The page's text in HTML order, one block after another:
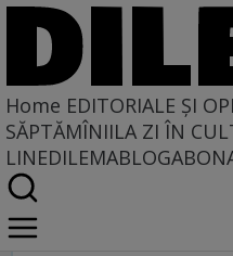
Home EDITORIALE ȘI
SĂPTĂMÎNIILA ZI ÎN
LINEDILEMABLOG
Home
La centru şi la margine